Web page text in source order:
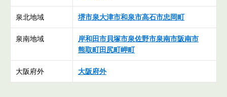
泉北地域 堺市泉大津市和泉市高石市忠岡町
泉南地域 岸和田市貝塚市泉佐野市泉南市阪南市
熊取町田尻町岬町
大阪府外 大阪府外